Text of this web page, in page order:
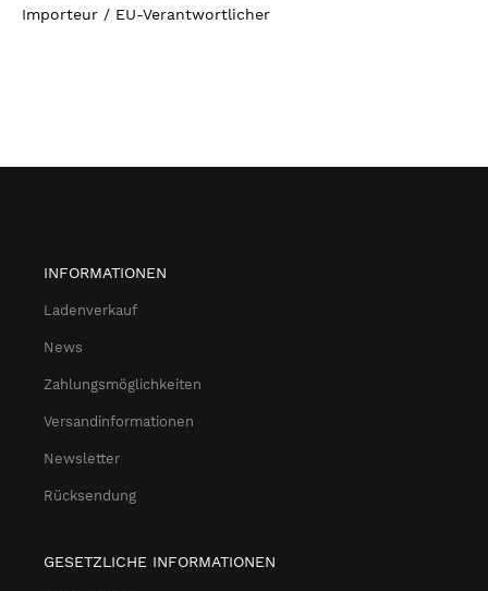
Importeur / EU-Verantwortlicher
INFORMATIONEN
Ladenverkauf
News
Zahlungsmöglichkeiten
Versandinformationen
Newsletter
Rücksendung
GESETZLICHE INFORMATIONEN